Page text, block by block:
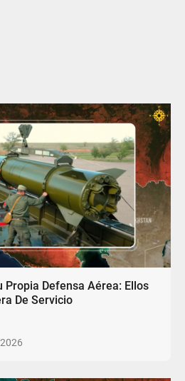
Propia Defensa Aérea: Ellos
De Servicio